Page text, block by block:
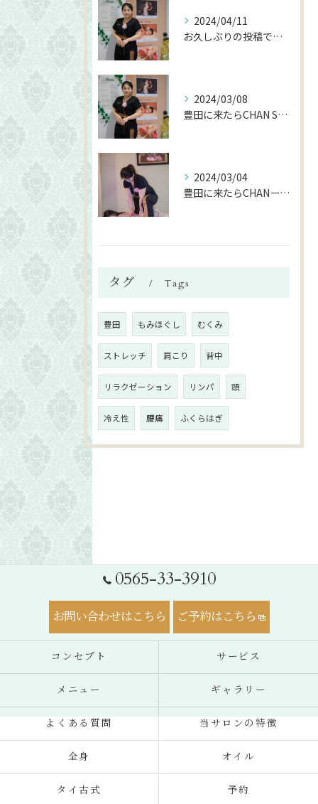
2024/04/11
お久しぶりの投稿です😆
2024/03/08
豊田に来たらCHAN SIAMへ♪
2024/03/04
豊田に来たらCHANーSIAMへ☆
タグ Tags
豊田 もみほぐし むくみ
ストレッチ 肩こり 背中
リラクゼーション リンパ 頭
冷え性 腰痛 ふくらはぎ
0565-33-3910
お問い合わせはこちら ご予約はこちら
コンセプト サービス
メニュー ギャラリー
よくある質問 当サロンの特徴
全身 オイル
タイ古式 予約